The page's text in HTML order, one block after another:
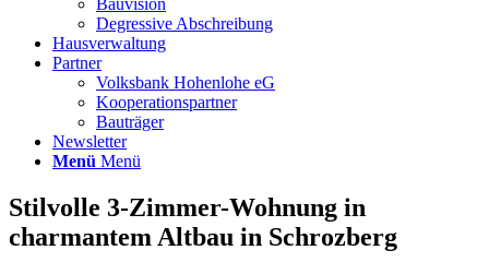
Bauvision
Degressive Abschreibung
Hausverwaltung
Partner
Volksbank Hohenlohe eG
Kooperationspartner
Bauträger
Newsletter
Menü Menü
Stilvolle 3-Zimmer-Wohnung in
charmantem Altbau in Schrozberg